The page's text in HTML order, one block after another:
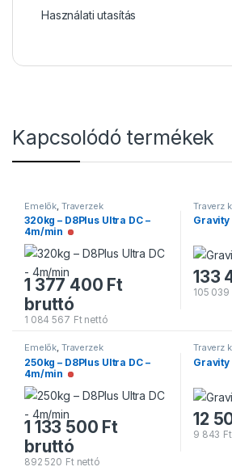
Használati utasítás
Kapcsolódó termékek
Emelők Traverzek
320kg – D8Plus Ultra DC –
4m/min Nincs raktáron
1 377 400 Ft
bruttó
1 084 567 Ftnettó
Traverz
Gravity
133
105 039
Emelők, Traverzek
250kg – D8Plus Ultra DC –
4m/min Nincs raktáron
1 133 500 Ft
bruttó
892 520 Ftnettó
Traverz
Gravity
12
9 843 Ft